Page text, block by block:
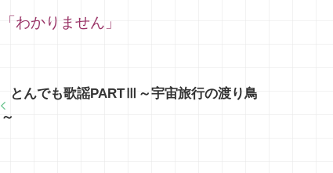
「わかりません」
とんでも歌謡PARTⅢ～宇宙旅行の渡り鳥
～